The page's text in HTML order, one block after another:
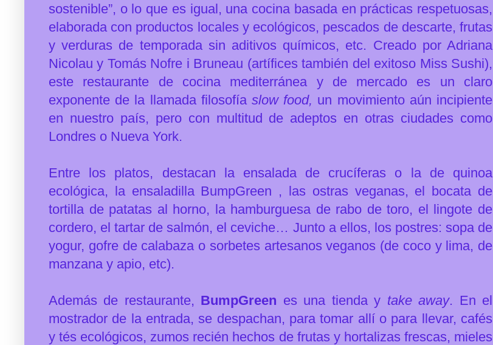
sostenible”, o lo que es igual, una cocina basada en prácticas respetuosas,
elaborada con productos locales y ecológicos, pescados de descarte, frutas
y verduras de temporada sin aditivos químicos, etc. Creado por Adriana
Nicolau y Tomás Nofre i Bruneau (artífices también del exitoso Miss Sushi),
este restaurante de cocina mediterránea y de mercado es un claro
exponente de la llamada filosofía slow food, un movimiento aún incipiente
en nuestro país, pero con multitud de adeptos en otras ciudades como
Londres o Nueva York.
Entre los platos, destacan la ensalada de crucíferas o la de quinoa
ecológica, la ensaladilla BumpGreen , las ostras veganas, el bocata de
tortilla de patatas al horno, la hamburguesa de rabo de toro, el lingote de
cordero, el tartar de salmón, el ceviche… Junto a ellos, los postres: sopa de
yogur, gofre de calabaza o sorbetes artesanos veganos (de coco y lima, de
manzana y apio, etc).
Además de restaurante, BumpGreen es una tienda y take away. En el
mostrador de la entrada, se despachan, para tomar allí o para llevar, cafés
y tés ecológicos, zumos recién hechos de frutas y hortalizas frescas, mieles